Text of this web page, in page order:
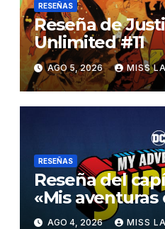
RESEÑAS
Reseña de
Unlimited #11
AGO 5, 2026 MISS
RESEÑAS
Reseña del
«Mis aventuras
Superman»
AGO 4, 2026 MISS